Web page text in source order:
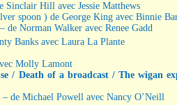
Sinclair Hill avec Jessie Matthews
spoon ) de George King avec Binnie
– de Norman Walker avec Renee Gadd
Banks avec Laura La Plante
Molly Lamont
/ Death of a broadcast / The wigan
– de Michael Powell avec Nancy O’Neill